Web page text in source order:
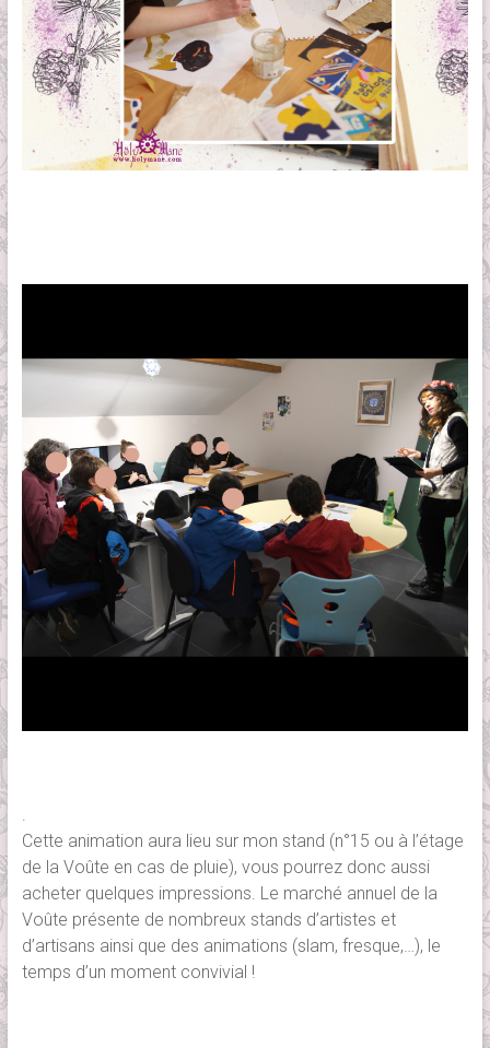
Cette animation aura lieu sur mon stand (n°15 ou à l’étage
de la Voûte en cas de pluie), vous pourrez donc aussi
acheter quelques impressions. Le marché annuel de la
Voûte présente de nombreux stands d’artistes et
d’artisans ainsi que des animations (slam, fresque,…), le
temps d’un moment convivial !